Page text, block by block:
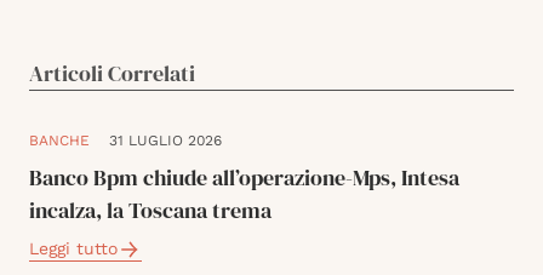
Articoli Correlati
BANCHE 31 LUGLIO 2026
Banco Bpm chiude all’operazione-Mps, Intesa
incalza, la Toscana trema
Leggi tutto